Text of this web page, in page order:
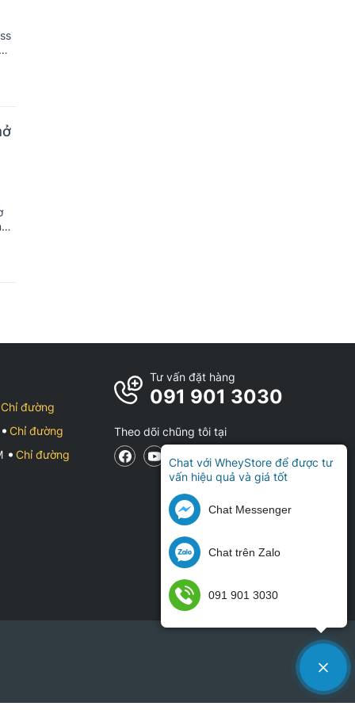
Chỉ đường
Chỉ đường
Chỉ đường
Tư vấn đặt hàng
091 901 3030
Theo dõi chũng tôi tại
Chat với WheyStore để được tư
vấn hiệu quả và giá tốt
Chat Messenger
Chat trên Zalo
091 901 3030